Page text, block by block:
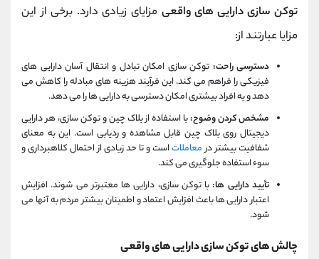
توکن سازی دارایی های واقعی مزایای زیادی دارد. برخی از این
مزایا عبارتند از:
دسترسی راحت: توکن سازی امکان تبادل و انتقال آسان دارایی های
فیزیکی را فراهم می کند. این فرآیند هزینه های مبادله را کاهش می
دهد و به افراد بیشتری امکان دسترسی به دارایی ها را می دهد.
مشخص کردن وضوح:با استفاده از بلاک چین و توکن‌ سازی، هر دارایی
دیجیتال روی بلاک چین قابل مشاهده و ردیابی است. این به معنای
شفافیت بیشتر درمعاملاتاست و تا حد زیادی از احتمال کلاهبرداری و
سوء استفاده جلوگیری می کند.
تأیید دارایی ها: با توکن سازی، دارایی ها معتبرتر می شوند. افزایش
اعتبار دارایی ها باعث افزایش اعتماد و اطمینان بیشتر مردم به آنها می
شود.
چالش های توکن سازی دارایی های واقعی